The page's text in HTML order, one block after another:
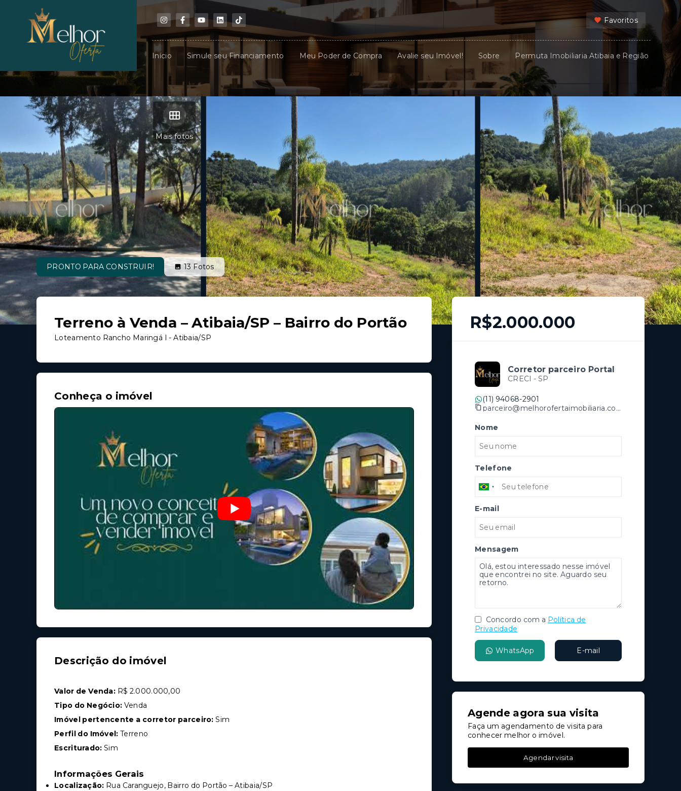
Favoritos
Início Simule seu Financiamento Meu Poder de Compra Avalie seu Imóvel! Sobre Permuta Imobiliaria Atibaia e Região
Mais fotos
PRONTO PARA CONSTRUIR! 13 Fotos
Terreno à Venda – Atibaia/SP – Bairro do Portão
Loteamento Rancho Maringá I - Atibaia/SP
Conheça o imóvel
Descrição do imóvel
Valor de Venda: R$ 2.000.000,00
Tipo do Negócio: Venda
Imóvel pertencente a corretor parceiro: Sim
Perfil do Imóvel: Terreno
Escriturado: Sim
Informações Gerais
Localização: Rua Caranguejo, Bairro do Portão – Atibaia/SP
R$2.000.000
Corretor parceiro Portal
CRECI - SP
(11) 94068-2901
parceiro@melhorofertaimobiliaria.com.br
Nome
Telefone
E-mail
Mensagem
Concordo com a Política de
Privacidade
WhatsApp E-mail
Agende agora sua visita
Faça um agendamento de visita para
conhecer melhor o imóvel.
Agendar visita